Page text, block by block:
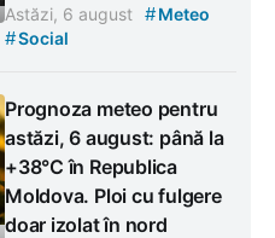
Astăzi, 6 august #Meteo
#Social
Prognoza meteo pentru
astăzi, 6 august: până la
+38°C în Republica
Moldova. Ploi cu fulgere
doar izolat în nord